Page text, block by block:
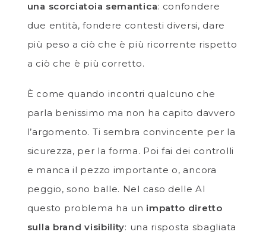
una scorciatoia semantica: confondere
due entità, fondere contesti diversi, dare
più peso a ciò che è più ricorrente rispetto
a ciò che è più corretto.
È come quando incontri qualcuno che
parla benissimo ma non ha capito davvero
l’argomento. Ti sembra convincente per la
sicurezza, per la forma. Poi fai dei controlli
e manca il pezzo importante o, ancora
peggio, sono balle. Nel caso delle AI
questo problema ha un impatto diretto
sulla brand visibility: una risposta sbagliata